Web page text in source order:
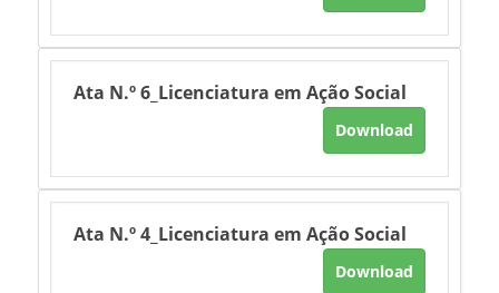
Ata N.º 6_Licenciatura em Ação Social
Download
Ata N.º 4_Licenciatura em Ação Social
Download